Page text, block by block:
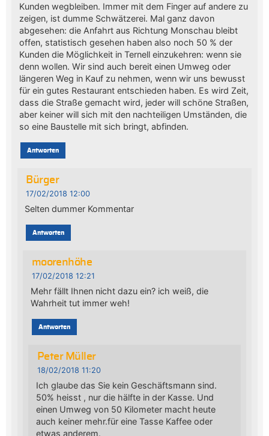
Kunden wegbleiben. Immer mit dem Finger auf andere zu
zeigen, ist dumme Schwätzerei. Mal ganz davon
abgesehen: die Anfahrt aus Richtung Monschau bleibt
offen, statistisch gesehen haben also noch 50 % der
Kunden die Möglichkeit in Ternell einzukehren: wenn sie
denn wollen. Wir sind auch bereit einen Umweg oder
längeren Weg in Kauf zu nehmen, wenn wir uns bewusst
für ein gutes Restaurant entschieden haben. Es wird Zeit,
dass die Straße gemacht wird, jeder will schöne Straßen,
aber keiner will sich mit den nachteiligen Umständen, die
so eine Baustelle mit sich bringt, abfinden.
Antworten
Bürger
17/02/2018 12:00
Selten dummer Kommentar
Antworten
moorenhöhe
17/02/2018 12:21
Mehr fällt Ihnen nicht dazu ein? ich weiß, die
Wahrheit tut immer weh!
Antworten
Peter Müller
18/02/2018 11:20
Ich glaube das Sie kein Geschäftsmann sind.
50% heisst , nur die hälfte in der Kasse. Und
einen Umweg von 50 Kilometer macht heute
auch keiner mehr.für eine Tasse Kaffee oder
etwas anderem.